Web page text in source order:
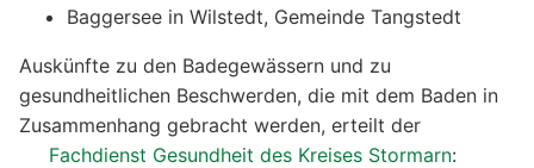
Baggersee in Wilstedt, Gemeinde Tangstedt
Auskünfte zu den Badegewässern und zu
gesundheitlichen Beschwerden, die mit dem Baden in
Zusammenhang gebracht werden, erteilt der
Fachdienst Gesundheit des Kreises Stormarn: